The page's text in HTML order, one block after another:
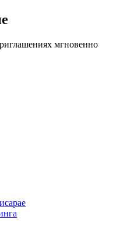
мгновенно